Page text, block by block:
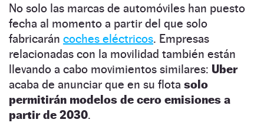
No solo las marcas de automóviles han puesto
fecha al momento a partir del que solo
fabricarán coches eléctricos. Empresas
relacionadas con la movilidad también están
llevando a cabo movimientos similares: Uber
acaba de anunciar que en su flota solo
permitirán modelos de cero emisiones a
partir de 2030.